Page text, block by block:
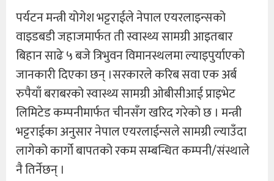
पर्यटन मन्त्री योगेश भट्टराईले नेपाल एयरलाइन्सको
वाइडबडी जहाजमार्फत ती स्वास्थ्य सामग्री आइतबार
बिहान साढे ५ बजे त्रिभुवन विमानस्थलमा ल्याइपुर्याएको
जानकारी दिएका छन् ।सरकारले करिब सवा एक अर्ब
रुपैयाँ बराबरको स्वास्थ्य सामग्री ओबीसीआई प्राइभेट
लिमिटेड कम्पनीमार्फत चीनसँग खरिद गरेको छ । मन्त्री
भट्टराईका अनुसार नेपाल एयरलाईन्सले सामग्री ल्याउँदा
लागेको कार्गो बापतको रकम सम्बन्धित कम्पनी/संस्थाले
नै तिर्नेछन् ।